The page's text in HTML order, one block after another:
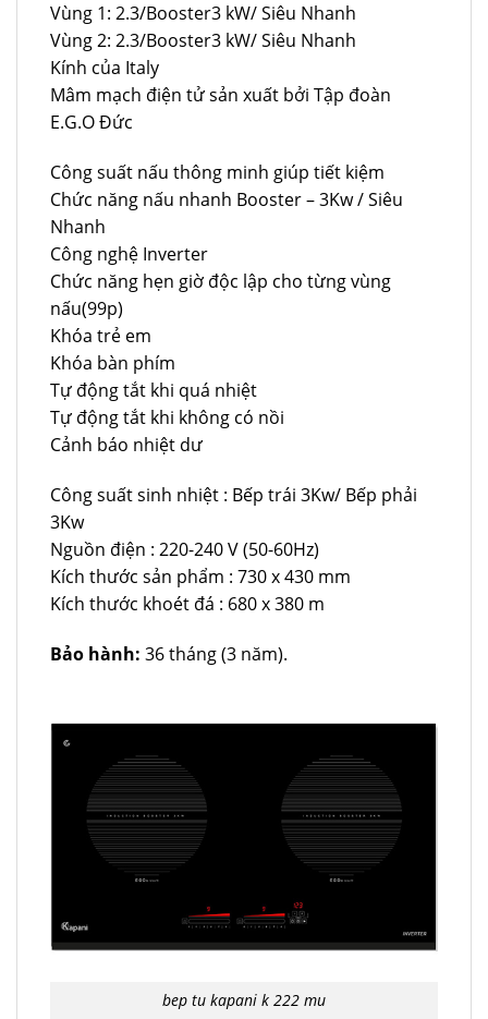
Vùng 1: 2.3/Booster3 kW/ Siêu Nhanh
Vùng 2: 2.3/Booster3 kW/ Siêu Nhanh
Kính của Italy
Mâm mạch điện tử sản xuất bởi Tập đoàn
E.G.O Đức
Công suất nấu thông minh giúp tiết kiệm
Chức năng nấu nhanh Booster – 3Kw / Siêu
Nhanh
Công nghệ Inverter
Chức năng hẹn giờ độc lập cho từng vùng
nấu(99p)
Khóa trẻ em
Khóa bàn phím
Tự động tắt khi quá nhiệt
Tự động tắt khi không có nồi
Cảnh báo nhiệt dư
Công suất sinh nhiệt : Bếp trái 3Kw/ Bếp phải
3Kw
Nguồn điện : 220-240 V (50-60Hz)
Kích thước sản phẩm : 730 x 430 mm
Kích thước khoét đá : 680 x 380 m
Bảo hành: 36 tháng (3 năm).
bep tu kapani k 222 mu